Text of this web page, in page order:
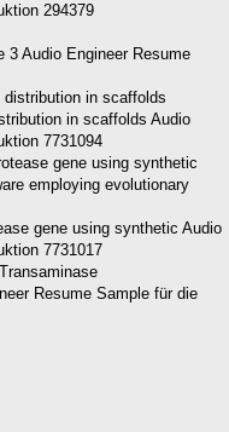
294379
3 Audio Engineer Resume
in scaffolds Audio
7731094
gene using synthetic Audio
7731017
Resume Sample für die